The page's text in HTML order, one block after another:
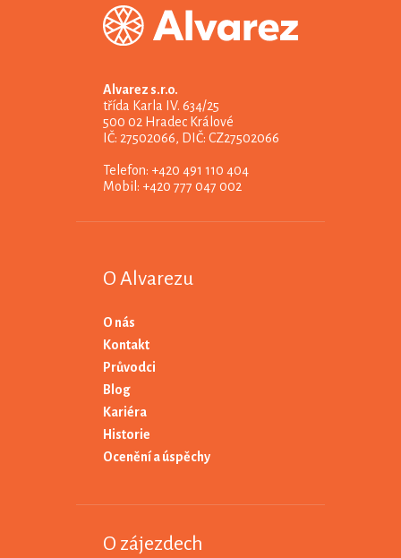
Alvarez s.r.o.
třída Karla IV. 634/25
500 02 Hradec Králové
IČ: 27502066, DIČ: CZ27502066
Telefon: +420 491 110 404
Mobil: +420 777 047 002
O Alvarezu
O nás
Kontakt
Průvodci
Blog
Kariéra
Historie
Ocenění a úspěchy
O zájezdech